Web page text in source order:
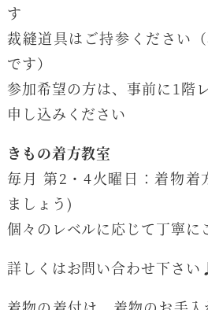
す
裁縫道具はご持参ください
です）
参加希望の方は、事前に1階
申し込みください
きもの着方教室
毎月 第2・4火曜日：着物着
ましょう)
個々のレベルに応じて丁寧に
詳しくはお問い合わせ下さい